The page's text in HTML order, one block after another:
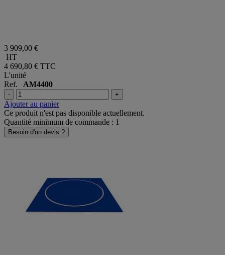
3 909,00 €
HT
4 690,80 € TTC
L'unité
Ref. AM4400
- +
Ajouter au panier
Ce produit n'est pas disponible actuellement.
Quantité minimum de commande : 1
Besoin d'un devis ?